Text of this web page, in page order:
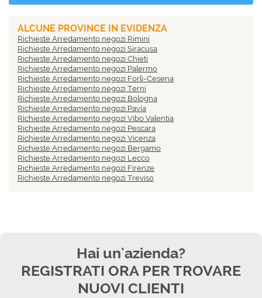
ALCUNE PROVINCE IN EVIDENZA
Richieste Arredamento negozi Rimini
Richieste Arredamento negozi Siracusa
Richieste Arredamento negozi Chieti
Richieste Arredamento negozi Palermo
Richieste Arredamento negozi Forlì-Cesena
Richieste Arredamento negozi Terni
Richieste Arredamento negozi Bologna
Richieste Arredamento negozi Pavia
Richieste Arredamento negozi Vibo Valentia
Richieste Arredamento negozi Pescara
Richieste Arredamento negozi Vicenza
Richieste Arredamento negozi Bergamo
Richieste Arredamento negozi Lecco
Richieste Arredamento negozi Firenze
Richieste Arredamento negozi Treviso
Hai un'azienda?
REGISTRATI ORA PER TROVARE
NUOVI CLIENTI